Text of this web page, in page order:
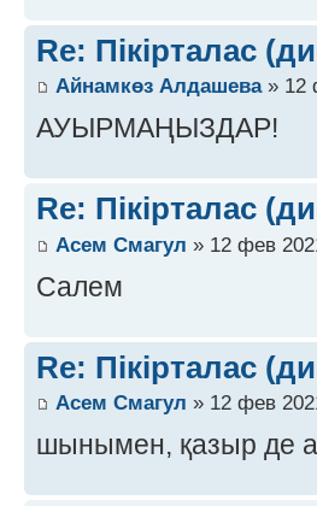
Re: Пікірталас
Айнамкөз Алдашева» 12
АУЫРМАҢЫЗДАР!
Re: Пікірталас
Асем Смагул » 12 фев
Салем
Re: Пікірталас
Асем Смагул » 12 фев
шынымен, қазыр де